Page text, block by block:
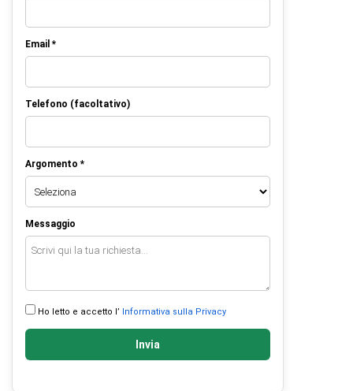
Email *
Telefono (facoltativo)
Argomento *
Messaggio
Ho letto e accetto l’ Informativa sulla Privacy
Invia